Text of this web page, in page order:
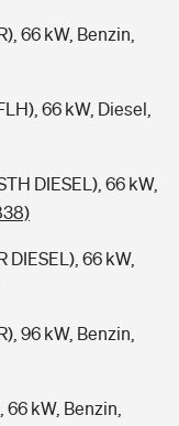
66 kW, Benzin,
66 kW, Diesel,
DIESEL), 66 kW,
DIESEL), 66 kW,
96 kW, Benzin,
66 kW, Benzin,